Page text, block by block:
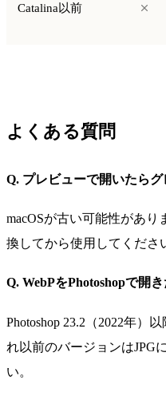
Catalina以前
よくある質問
Q. プレビューで開いたら
macOSが古い可能性があり
換してから使用してくださ
Q. WebPをPhotoshopで開
Photoshop 23.2（2022年）
れ以前のバージョンはJPG
い。